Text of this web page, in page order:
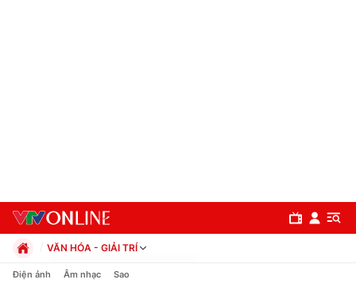
VĂN HÓA - GIẢI TRÍ
Chính trị
Điện ảnh Âm nhạc Sao